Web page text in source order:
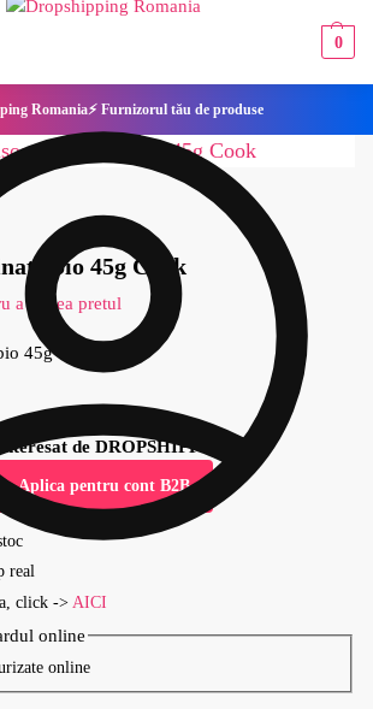
0
Romania⚡ Furnizorul tău de produse
bio 45g Cook
a vedea pretul
45g Cook
interesat de DROPSHIPPING?
Aplica pentru cont B2B
real
click -> AICI
online